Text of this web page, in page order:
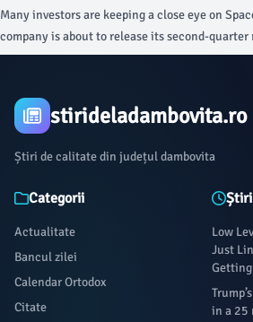
Stock. - The Motley Fool
Many investors are keeping a close eye on
company is about to release its second-quarter
stirideladambovita.ro
Știri de calitate din județul dambovita
Categorii
Actualitate
Bancul zilei
Calendar Ortodox
Citate
Low
Just
Getting
in a 25